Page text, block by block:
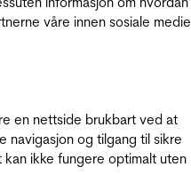
våre innen sosiale
en nettside brukbart ved at
navigasjon og tilgang til sikre
ikke fungere optimalt uten